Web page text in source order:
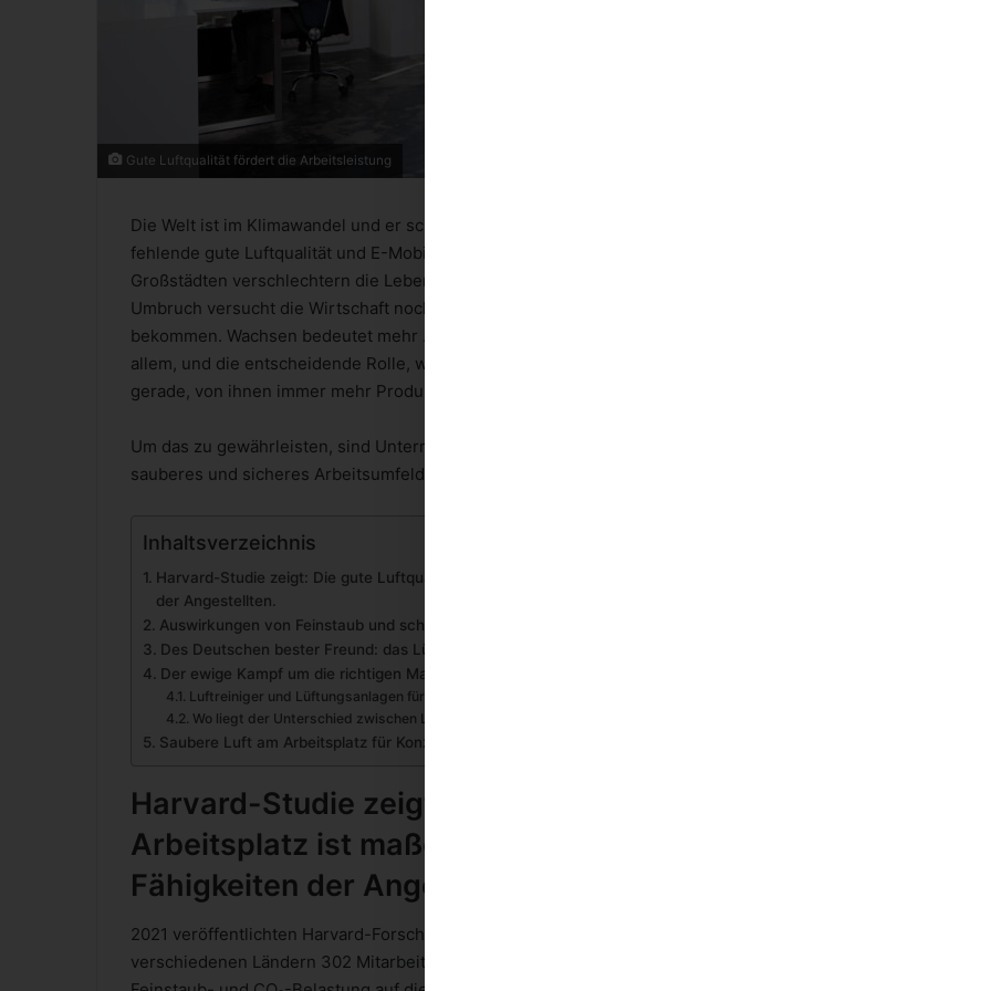
Gute Luftqualität fördert die Arbeitsleistung
Die Welt ist im Klimawandel und er scheint unaufhaltsam. Diskussionen über Luftverschmutzung,
fehlende gute Luftqualität und E-Mobilität spalten die Gesellschaft, Feinstaubbelastungen in den
Großstädten verschlechtern die Lebensbedingungen im Innen- und auch im Ausland. Und in all dem
Umbruch versucht die Wirtschaft noch, ihr Wachstum und ihre Produktivität wieder in Schwung zu
bekommen. Wachsen bedeutet mehr … mehr Leistung, mehr Konzentration, mehr Output, mehr von
allem, und die entscheidende Rolle, welche die Mitarbeitenden dabei spielen, fordert auch, oder
gerade, von ihnen immer mehr Produktivität.
Um das zu gewährleisten, sind Unternehmen gezwungen, umzudenken und den Arbeitnehmern ein
sauberes und sicheres Arbeitsumfeld zu schaffen.
Inhaltsverzeichnis
Harvard-Studie zeigt: Die gute Luftqualität am Arbeitsplatz ist maßgeblich für die kognitiven Fähigkeiten
der Angestellten.
Auswirkungen von Feinstaub und schlechter Raumluft auf die Produktivität und Gesundheit
Des Deutschen bester Freund: das Lüften
Der ewige Kampf um die richtigen Maßnahmen zur Verbesserung der Raumluftqualität
Luftreiniger und Lüftungsanlagen für die Arbeitsleistung
Wo liegt der Unterschied zwischen Luftreinigung und Lüftungsanlagen?
Saubere Luft am Arbeitsplatz für Konzentration und Aufmerksamkeit
Harvard-Studie zeigt: Die gute Luftqualität am
Arbeitsplatz ist maßgeblich für die kognitiven
Fähigkeiten der Angestellten.
2021 veröffentlichten Harvard-Forscher eine
verschiedenen Ländern 302 Mitarbeitende beobachteten, um herauszufinden, welchen Einfluss die